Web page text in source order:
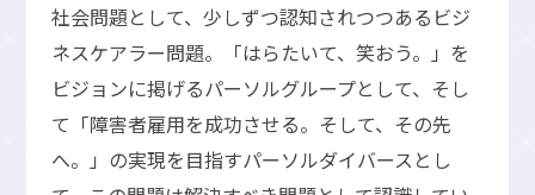
社会問題として、少しずつ認知されつつあるビジ
ネスケアラー問題。「はらたいて、笑おう。」を
ビジョンに掲げるパーソルグループとして、そし
て「障害者雇用を成功させる。そして、その先
へ。」の実現を目指すパーソルダイバースとし